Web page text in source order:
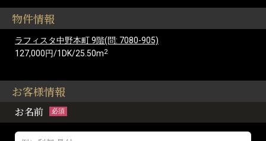
物件情報
ラフィスタ中野本町 9階(問: 7080-905)
127,000円/1DK/25.50m2
お客様情報
お名前 必須